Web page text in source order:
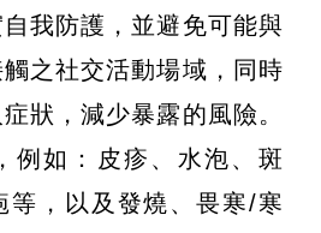
我防護，並避免可能與
之社交活動場域，同時
狀，減少暴露的風險。
例如：皮疹、水泡、斑
等，以及發燒、畏寒/寒